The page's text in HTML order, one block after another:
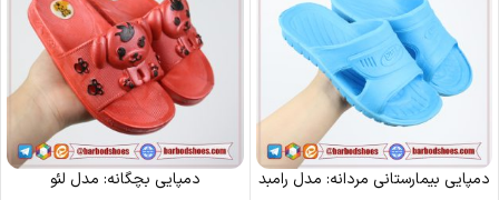
دمپایی بیمارستانی مردانه: مدل رامبد دمپایی بچگانه: مدل لئو